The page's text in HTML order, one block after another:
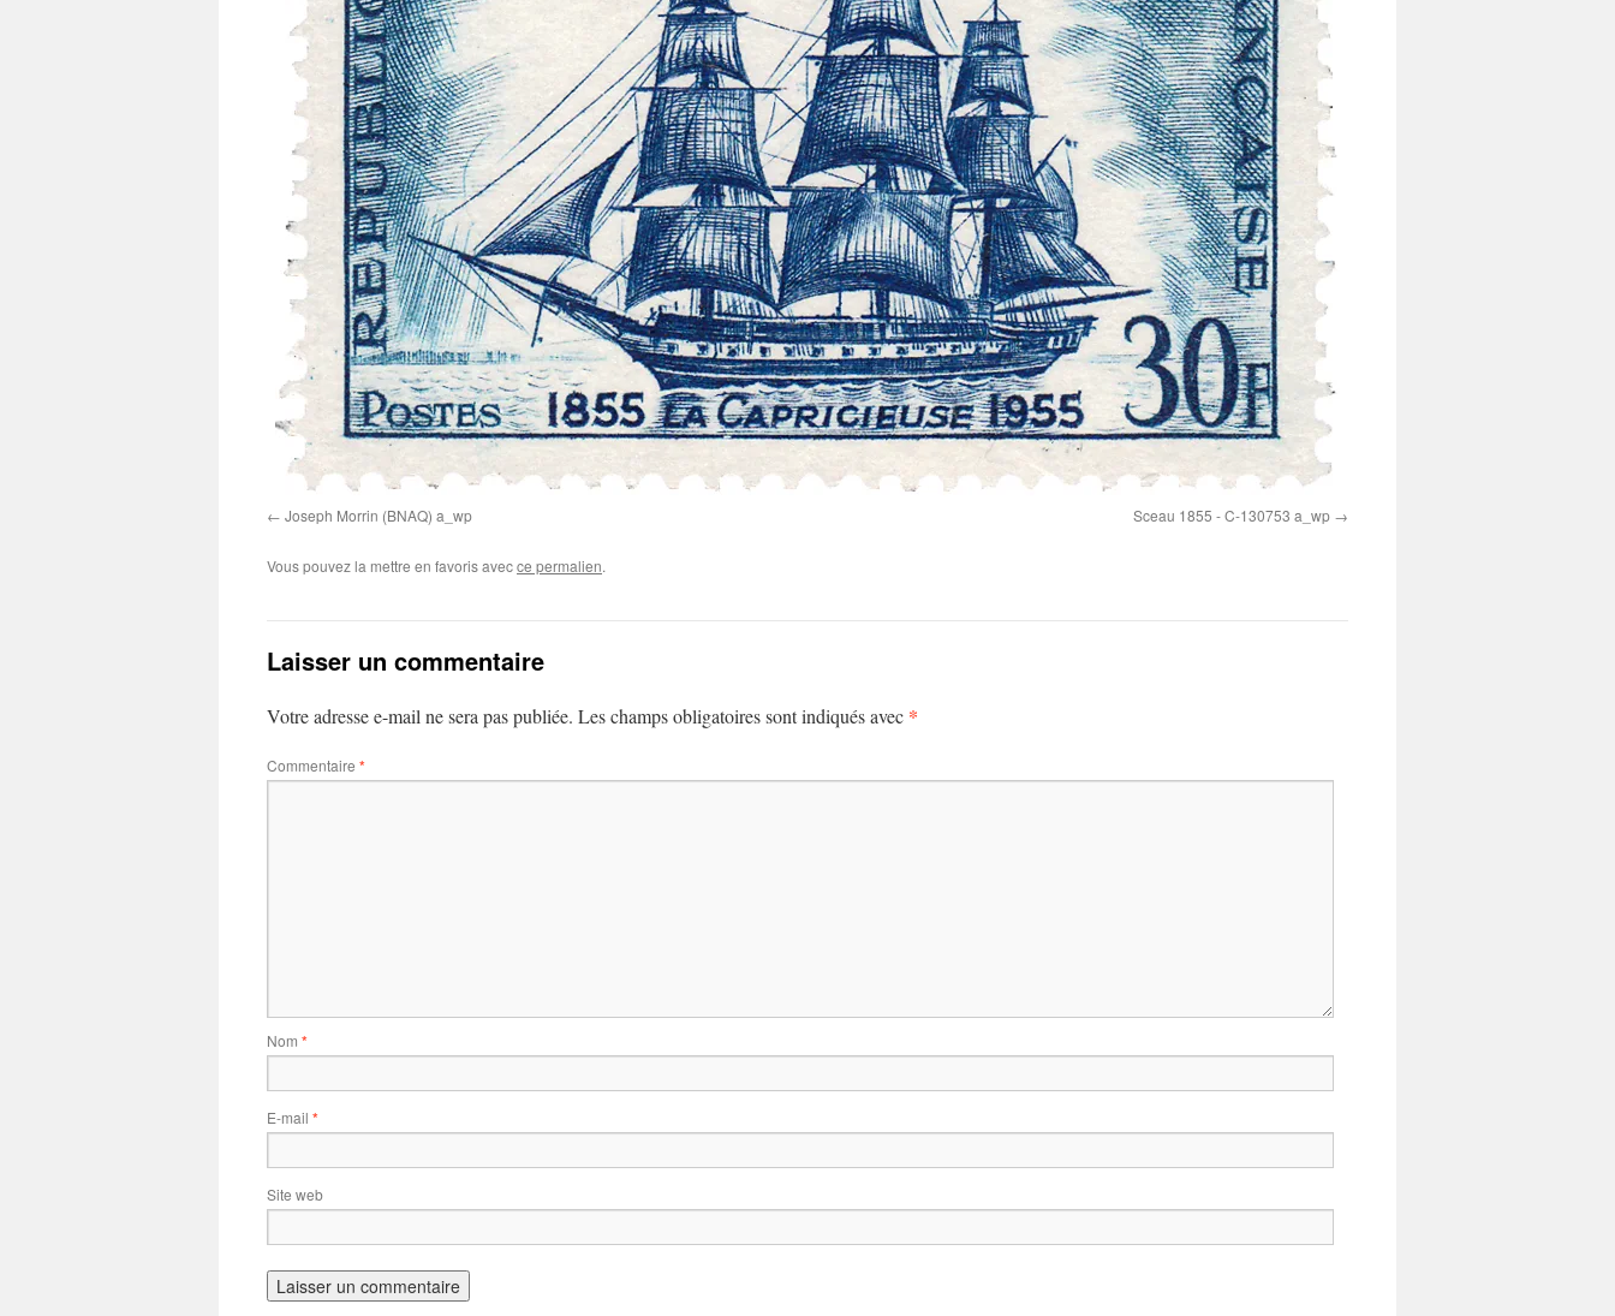
Joseph Morrin (BNAQ) a_wp Sceau 1855 - C-130753 a_wp
Vous pouvez la mettre en favoris avecce permalien.
Laisser un commentaire
Votre adresse e-mail ne sera pas publiée. Les champs obligatoires sont indiqués avec *
Commentaire *
Nom *
E-mail *
Site web